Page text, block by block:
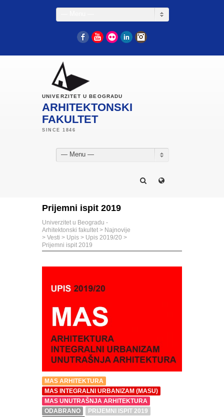
FacebookYouTube
Flickr LinkedIn
UNIVERZITET U BEOGRADU
ARHITEKTONSKI
FAKULTET
— Menu —
Prijemni ispit 2019
Univerzitet u Beogradu -
Arhitektonski fakultet > Najnovije
> Vesti > Upis > Upis 2019/20 >
Prijemni ispit 2019
MAS ARHITEKTURA
MAS INTEGRALNI URBANIZAM (MASU)
MAS UNUTRAŠNJA ARHITEKTURA
ODABRANO
PRIJEMNI ISPIT 2019